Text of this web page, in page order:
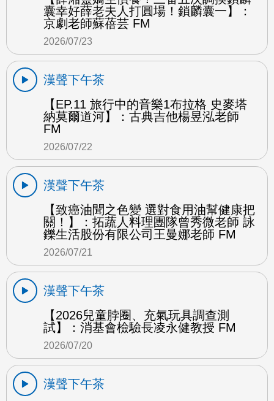
囊幸好薛老夫人打圓場！鎖麟囊一】：
京劇老師蘇蓓芸 FM
2026/07/23
漢聲下午茶
【EP.11 旅行中的音樂1布拉格 史麥塔
納莫爾道河】：古典吉他楊昱泓老師
FM
2026/07/22
漢聲下午茶
【致癌油聞之色變 選對食用油幫健康把
關！】：拓蔬人料理團隊曾秀微老師 詠
鑠生活股份有限公司王曼娜老師 FM
2026/07/21
漢聲下午茶
【2026兒童脖圈、充氣玩具調查測
試】：消基會檢驗長凌永健教授 FM
2026/07/20
漢聲下午茶